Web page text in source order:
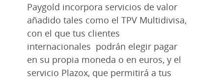
Paygold incorpora servicios de valor
añadido tales como el TPV Multidivisa,
con el que tus clientes
internacionales podrán elegir pagar
en su propia moneda o en euros, y el
servicio Plazox, que permitirá a tus